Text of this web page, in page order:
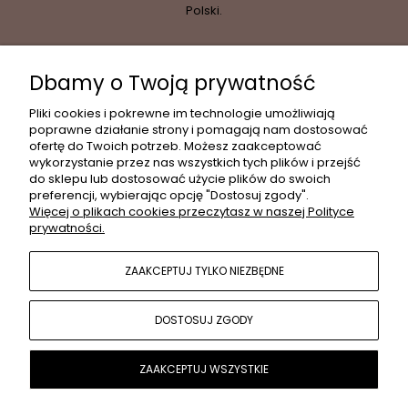
Polski.
INFORMACJE
MOJE KONTO
POPULARNE KATEGORIE
O NAS
Dbamy o Twoją prywatność
Pliki cookies i pokrewne im technologie umożliwiają
poprawne działanie strony i pomagają nam dostosować
ofertę do Twoich potrzeb. Możesz zaakceptować
wykorzystanie przez nas wszystkich tych plików i przejść
do sklepu lub dostosować użycie plików do swoich
preferencji, wybierając opcję "Dostosuj zgody".
Więcej o plikach cookies przeczytasz w naszej Polityce
prywatności.
ZAAKCEPTUJ TYLKO NIEZBĘDNE
DOSTOSUJ ZGODY
ZAAKCEPTUJ WSZYSTKIE